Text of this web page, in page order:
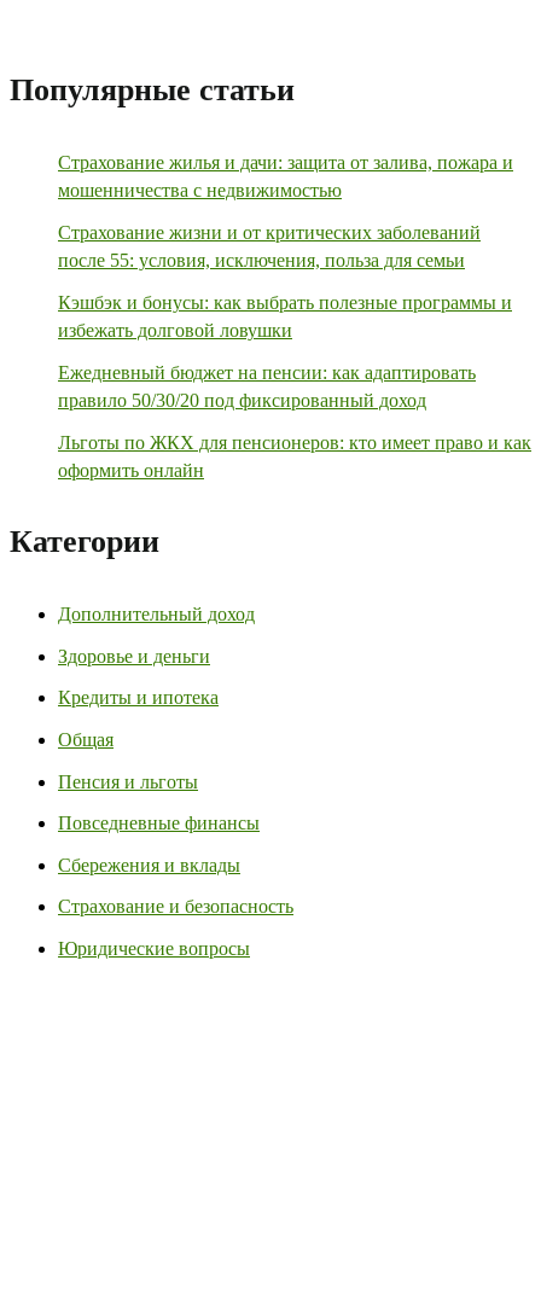
Популярные статьи
Страхование жилья и дачи: защита от залива, пожара и
мошенничества с недвижимостью
Страхование жизни и от критических заболеваний
после 55: условия, исключения, польза для семьи
Кэшбэк и бонусы: как выбрать полезные программы и
избежать долговой ловушки
Ежедневный бюджет на пенсии: как адаптировать
правило 50/30/20 под фиксированный доход
Льготы по ЖКХ для пенсионеров: кто имеет право и как
оформить онлайн
Категории
Дополнительный доход
Здоровье и деньги
Кредиты и ипотека
Общая
Пенсия и льготы
Повседневные финансы
Сбережения и вклады
Страхование и безопасность
Юридические вопросы